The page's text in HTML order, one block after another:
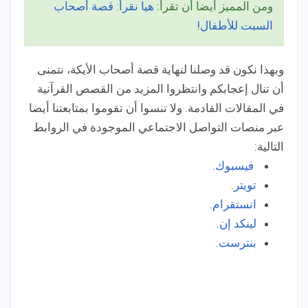
ومن المميز أيضا أن تقرأ: هيا نقرأ: قصة أصحاب
السبت للأطفال!
وبهذا نكون قد وصلنا لنهاية قصة أصحاب الأيكة، نتمنى
أن تنال إعجابكم وانتظروا المزيد من القصص القرآنية
في المقالات القادمة. ولا تنسوا أن تقوموا بمتابعتنا أيضا
عبر منصات التواصل الاجتماعي الموجودة في الروابط
التالية:
فيسبوك.
تويتر .
انستقرام.
لينكد إن.
بنترست.